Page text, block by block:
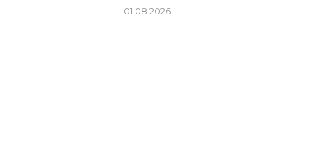
01.08.2026